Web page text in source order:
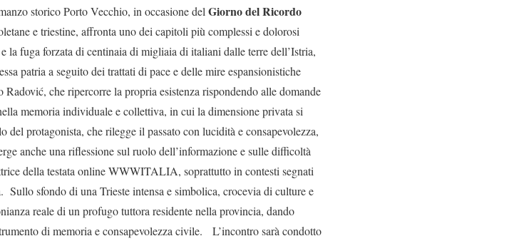
storico Porto Vecchio, in occasione del Giorno del Ricordo
e triestine, affronta uno dei capitoli più complessi e dolorosi
la fuga forzata di centinaia di migliaia di italiani dalle terre dell’Istria,
patria a seguito dei trattati di pace e delle mire espansionistiche
che ripercorre la propria esistenza rispondendo alle domande
memoria individuale e collettiva, in cui la dimensione privata si
protagonista, che rilegge il passato con lucidità e consapevolezza,
anche una riflessione sul ruolo dell’informazione e sulle difficoltà
della testata online WWWITALIA, soprattutto in contesti segnati
Sullo sfondo di una Trieste intensa e simbolica, crocevia di culture e
reale di un profugo tuttora residente nella provincia, dando
di memoria e consapevolezza civile. L’incontro sarà condotto